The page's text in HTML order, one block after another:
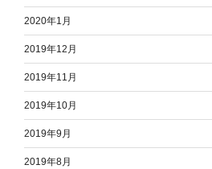
2020年1月
2019年12月
2019年11月
2019年10月
2019年9月
2019年8月